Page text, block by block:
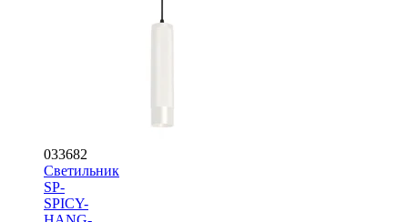
033682
Светильник
SP-
SPICY-